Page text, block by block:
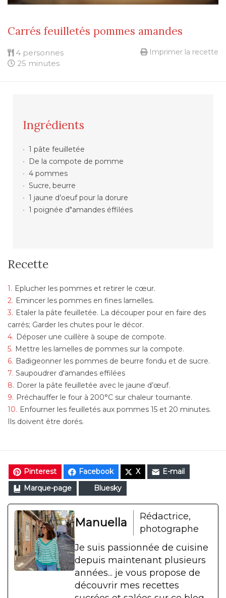
Carrés feuilletés pommes amandes
4 personnes
25 minutes
Imprimer la recette
Ingrédients
1 pâte feuilletée
De la compote de pomme
4 pommes
Sucre, beurre
1 jaune d’oeuf pour la dorure
1 poignée d"amandes éffilées
Recette
Eplucher les pommes et retirer le cœur.
Emincer les pommes en fines lamelles.
Etaler la pâte feuilletée. La découper pour en faire des
carrés; Garder les chutes pour le décor.
Déposer une cuillère à soupe de compote.
Mettre les lamelles de pommes sur la compote.
Badigeonner les pommes de beurre fondu et de sucre.
Saupoudrer d'amandes effilées
Dorer la pâte feuilletée avec le jaune d’œuf.
Préchauffer le four à 200°C sur chaleur tournante.
Enfourner les feuilletés aux pommes 15 et 20 minutes.
Ils doivent être dorés.
Pinterest Facebook X
E-mail
Marque-page
Bluesky
Manuella
Rédactrice,
photographe
Je suis passionnée de cuisine
depuis maintenant plusieurs
années... je vous propose de
découvrir mes recettes